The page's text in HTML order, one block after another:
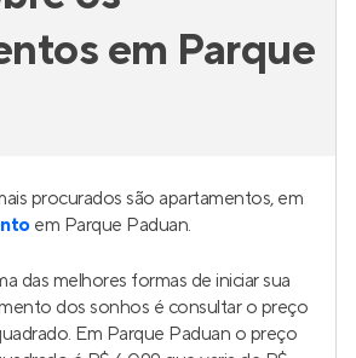
em Parque
procurados são apartamentos, em
em Parque Paduan.
das melhores formas de iniciar sua
dos sonhos é consultar o preço
Em Parque Paduan o preço